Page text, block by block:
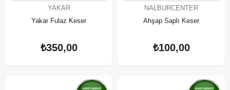
YAKAR
Yakar Fulaz Keser
₺350,00
NALBURCENTER
Ahşap Saplı Keser
₺100,00